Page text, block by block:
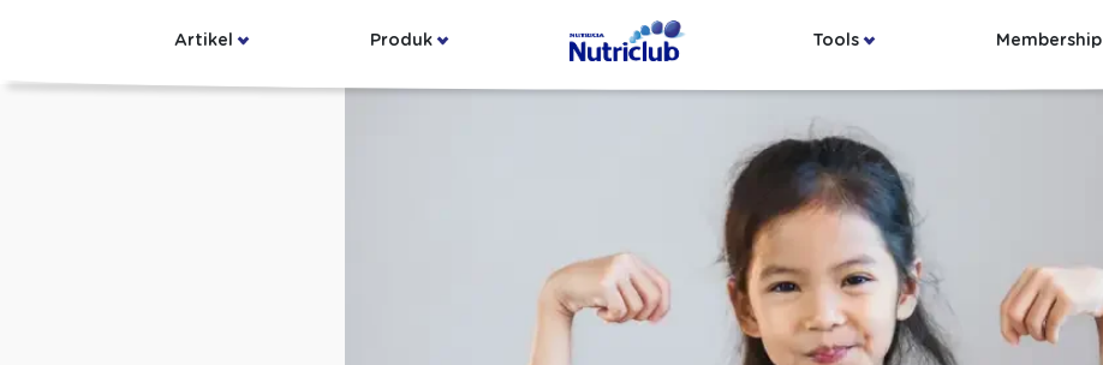
Artikel Produk Tools Membership